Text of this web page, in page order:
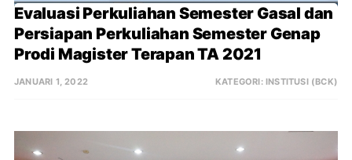
Evaluasi Perkuliahan Semester Gasal dan
Persiapan Perkuliahan Semester Genap
Prodi Magister Terapan TA 2021
JANUARI 1, 2022 KATEGORI: INSTITUSI (BCK)